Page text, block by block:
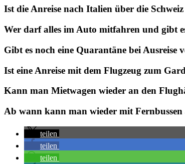
Ist die Anreise nach Italien über die
Wer darf alles im Auto mitfahren und gibt
Gibt es noch eine Quarantäne bei Ausreise
Ist eine Anreise mit dem Flugzeug zum
Kann man Mietwagen wieder an den
Ab wann kann man wieder mit Fernbussen
teilen
teilen
teilen